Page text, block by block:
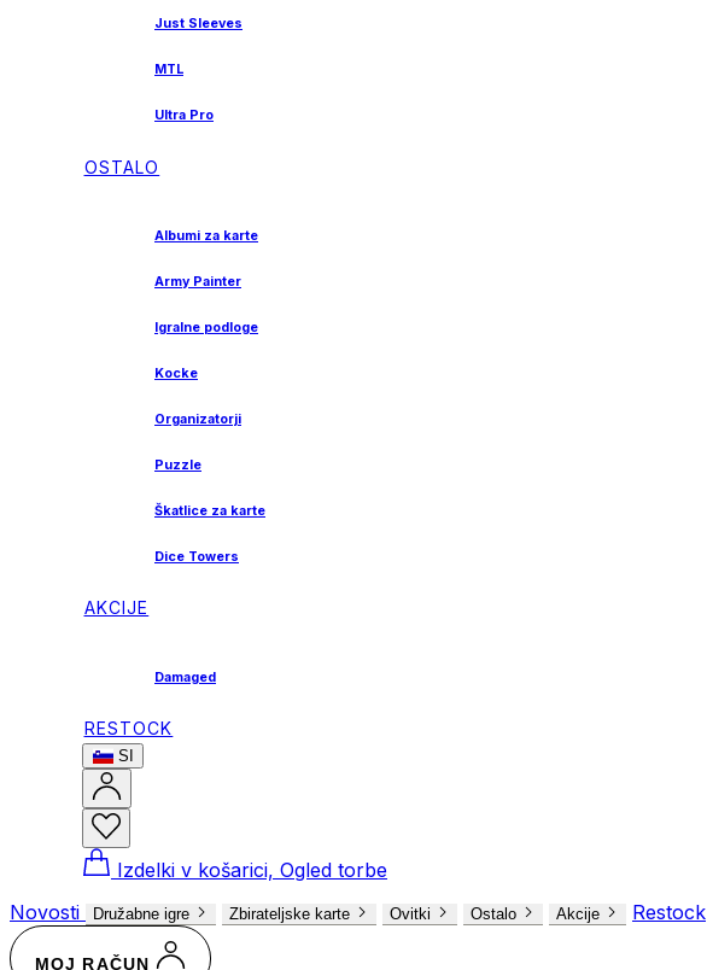
Just Sleeves
MTL
Ultra Pro
OSTALO
Albumi za karte
Army Painter
Igralne podloge
Kocke
Organizatorji
Puzzle
Škatlice za karte
Dice Towers
AKCIJE
Damaged
RESTOCK
SI
Izdelki v košarici, Ogled torbe
Novosti
Družabne igre Zbirateljske karte Ovitki Ostalo Akcije Restock
MOJ RAČUN